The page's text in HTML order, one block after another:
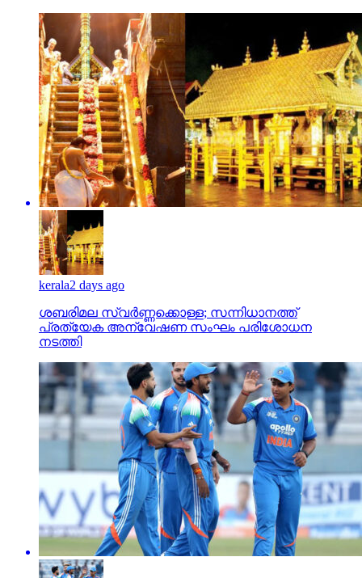
kerala2 days ago
ശബരിമല സ്വര്‍ണ്ണക്കൊള്ള; സന്നിധാനത്ത്
പ്രത്യേക അന്വേഷണ സംഘം പരിശോധന
നടത്തി